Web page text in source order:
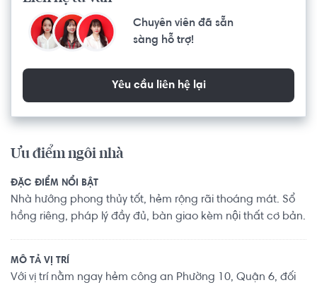
Chuyên viên đã sẵn
sàng hỗ trợ!
Yêu cầu liên hệ lại
Ưu điểm ngôi nhà
ĐẶC ĐIỂM NỔI BẬT
Nhà hướng phong thủy tốt, hẻm rộng rãi thoáng mát. Sổ
hồng riêng, pháp lý đầy đủ, bàn giao kèm nội thất cơ bản.
MÔ TẢ VỊ TRÍ
Với vị trí nằm ngay hẻm công an Phường 10, Quận 6, đối